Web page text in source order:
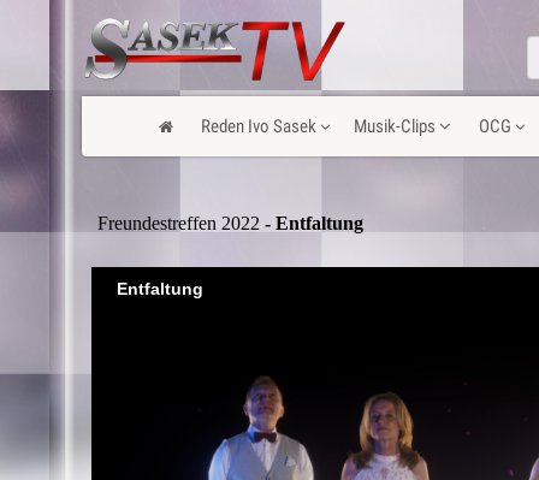
Reden Ivo Sasek Musik-Clips OCG
Freundestreffen 2022 - Entfaltung
Entfaltung